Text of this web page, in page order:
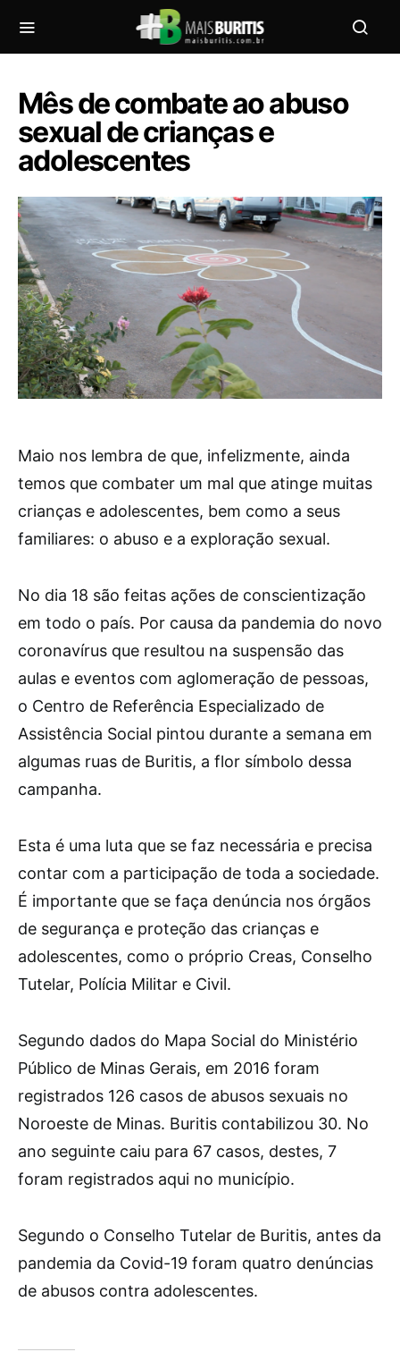
Mês de combate ao abuso
sexual de crianças e
adolescentes
Maio nos lembra de que, infelizmente, ainda
temos que combater um mal que atinge muitas
crianças e adolescentes, bem como a seus
familiares: o abuso e a exploração sexual.
No dia 18 são feitas ações de conscientização
em todo o país. Por causa da pandemia do novo
coronavírus que resultou na suspensão das
aulas e eventos com aglomeração de pessoas,
o Centro de Referência Especializado de
Assistência Social pintou durante a semana em
algumas ruas de Buritis, a flor símbolo dessa
campanha.
Esta é uma luta que se faz necessária e precisa
contar com a participação de toda a sociedade.
É importante que se faça denúncia nos órgãos
de segurança e proteção das crianças e
adolescentes, como o próprio Creas, Conselho
Tutelar, Polícia Militar e Civil.
Segundo dados do Mapa Social do Ministério
Público de Minas Gerais, em 2016 foram
registrados 126 casos de abusos sexuais no
Noroeste de Minas. Buritis contabilizou 30. No
ano seguinte caiu para 67 casos, destes, 7
foram registrados aqui no município.
Segundo o Conselho Tutelar de Buritis, antes da
pandemia da Covid-19 foram quatro denúncias
de abusos contra adolescentes.